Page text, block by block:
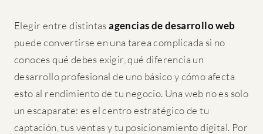
Elegir entre distintasagencias de desarrollo web
puede convertirse en una tarea complicada si no
conoces qué debes exigir, qué diferencia un
desarrollo profesional de uno básico y cómo afecta
esto al rendimiento de tu negocio. Una web no es solo
un escaparate: es el centro estratégico de tu
captación, tus ventas y tu posicionamiento digital. Por